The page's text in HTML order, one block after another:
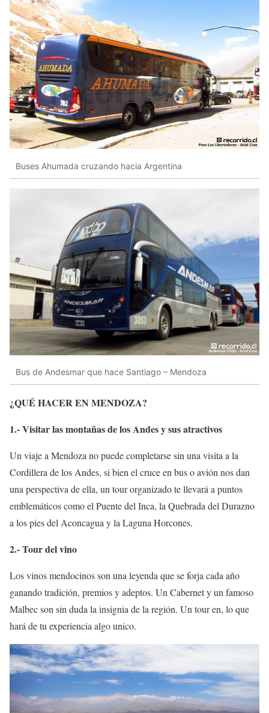
Buses Ahumada cruzando hacia Argentina
Bus de Andesmar que hace Santiago – Mendoza
¿QUÉ HACER EN MENDOZA?
1.- Visitar las montañas de los Andes y sus atractivos
Un viaje a Mendoza no puede completarse sin una visita a la
Cordillera de los Andes, si bien el cruce en bus o avión nos dan
una perspectiva de ella, un tour organizado te llevará a puntos
emblemáticos como el Puente del Inca, la Quebrada del Durazno
a los pies del Aconcagua y la Laguna Horcones.
2.- Tour del vino
Los vinos mendocinos son una leyenda que se forja cada año
ganando tradición, premios y adeptos. Un Cabernet y un famoso
Malbec son sin duda la insignia de la región. Un tour en, lo que
hará de tu experiencia algo unico.